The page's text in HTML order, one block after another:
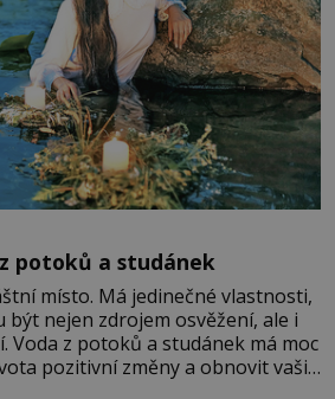
potoků a studánek
místo. Má jedinečné vlastnosti,
nejen zdrojem osvěžení, ale i
Voda z potoků a studánek má moc
pozitivní změny a obnovit vaši